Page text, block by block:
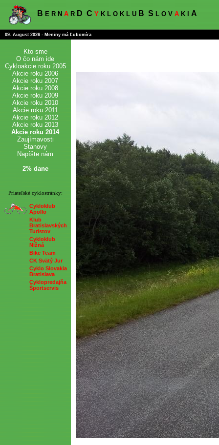
B E R N A R D C Y K L O K L U B S L O V A K I A
09. August 2026 - Meniny má Ľubomíra
Kto sme
O čo nám ide
Cykloakcie roku 2005
Akcie roku 2006
Akcie roku 2007
Akcie roku 2008
Akcie roku 2009
Akcie roku 2010
Akcie roku 2011
Akcie roku 2012
Akcie roku 2013
Akcie roku 2014
Zaujímavosti
Stanovy
Napíšte nám
2% dane
Priateľské cyklostránky:
Cykloklub
Apollo
Klub
Bratislavských
Turistov
Cykloklub
Nižná
Bike Team
CK Svätý Jur
Cyklo Slovakia
Bratislava
Cyklopredajňa
Športservis